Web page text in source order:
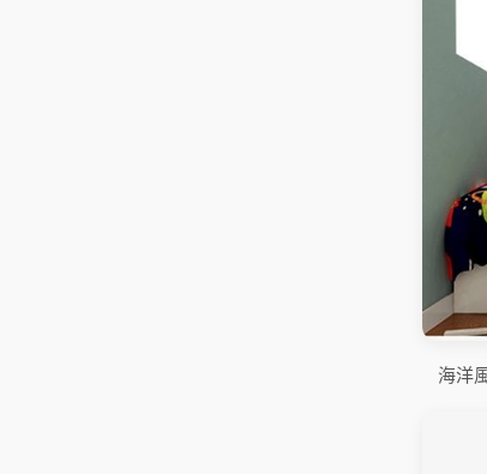
海洋